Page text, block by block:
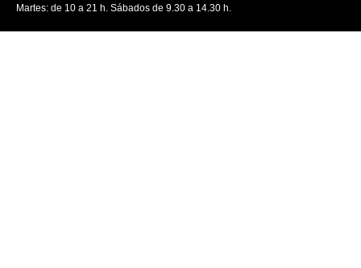
Martes: de 10 a 21 h. Sábados de 9.30 a 14.30 h.